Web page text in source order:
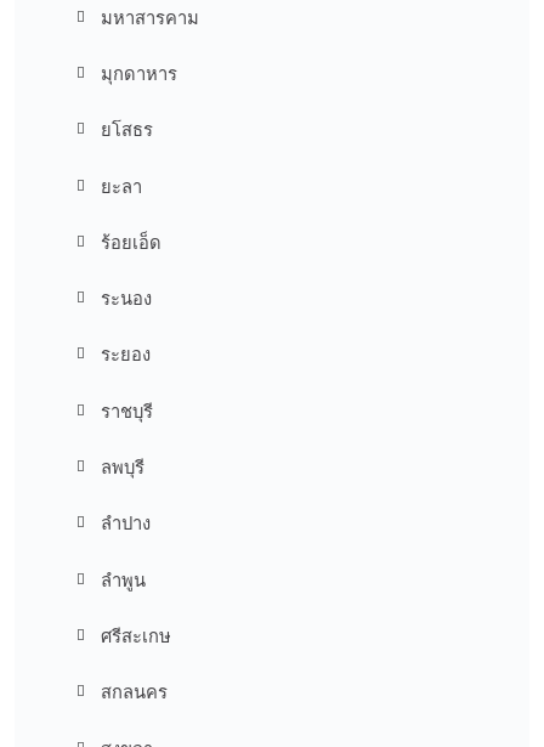
มหาสารคาม
มุกดาหาร
ยโสธร
ยะลา
ร้อยเอ็ด
ระนอง
ระยอง
ราชบุรี
ลพบุรี
ลำปาง
ลำพูน
ศรีสะเกษ
สกลนคร